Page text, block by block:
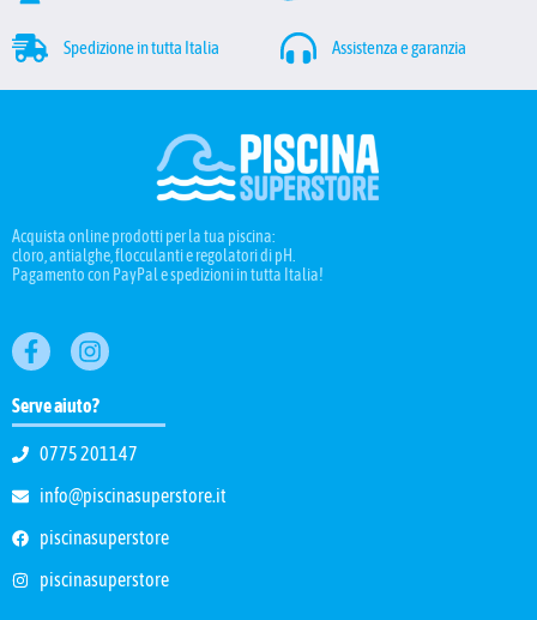
Spedizione in tutta Italia Assistenza e garanzia
Acquista online prodotti per la tua piscina:
cloro, antialghe, flocculanti e regolatori di pH.
Pagamento con PayPal e spedizioni in tutta Italia!
Serve aiuto?
0775 201147
info@piscinasuperstore.it
piscinasuperstore
piscinasuperstore